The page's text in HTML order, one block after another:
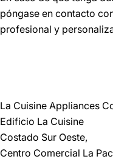
póngase en contacto
profesional y
La Cuisine Appliances
Edificio La Cuisine
Costado Sur Oeste,
Centro Comercial La